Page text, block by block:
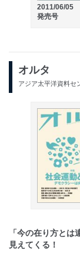
2011/06/05
発売号
オルタ
アジア太平洋資料セ
「今の在り方と
見えてくる！